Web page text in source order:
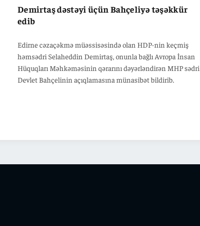
Demirtaş dəstəyi üçün Bahçeliyə təşəkkür
edib
Edirne cəzaçəkmə müəssisəsində olan HDP-nin keçmiş
həmsədri Selaheddin Demirtaş, onunla bağlı Avropa İnsan
Hüquqları Məhkəməsinin qərarını dəyərləndirən MHP sədri
Devlet Bahçelinin açıqlamasına münasibət bildirib.